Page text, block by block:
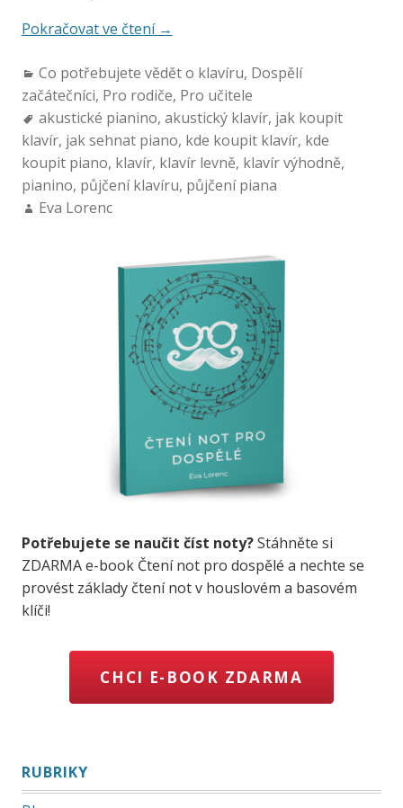
Pokračovat ve čtení →
Co potřebujete vědět o klavíru, Dospělí
začátečníci, Pro rodiče, Pro učitele
akustické pianino, akustický klavír, jak koupit
klavír, jak sehnat piano, kde koupit klavír, kde
koupit piano, klavír, klavír levně, klavír výhodně,
pianino, půjčení klavíru, půjčení piana
Eva Lorenc
Potřebujete se naučit číst noty?Stáhněte si
ZDARMA e-book Čtení not pro dospělé a nechte se
provést základy čtení not v houslovém a basovém
klíči!
CHCI E-BOOK ZDARMA
RUBRIKY